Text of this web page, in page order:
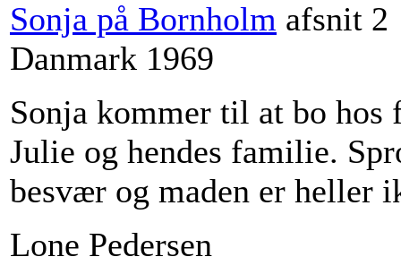
Sonja på Bornholm afsnit 2
Danmark 1969
Sonja kommer til at bo hos
Julie og hendes familie.
besvær og maden er heller
Lone Pedersen